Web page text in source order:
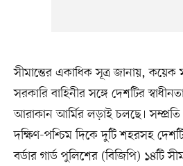
সীমান্তের একাধিক সূত্র জানায়, কয়েক
সরকারি বাহিনীর সঙ্গে দেশটির
আরাকান আর্মির লড়াই চলছে।
দক্ষিণ-পশ্চিম দিকে দুটি শহরসহ
বর্ডার গার্ড পুলিশের (বিজিপি) ১৪টি